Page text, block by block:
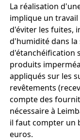
La réalisation
implique un
d'éviter les fuites,
d'humidité dans la
d'étanchéification
produits
appliqués sur les
revêtements
compte des
nécessaire à
il faut compter un
euros.